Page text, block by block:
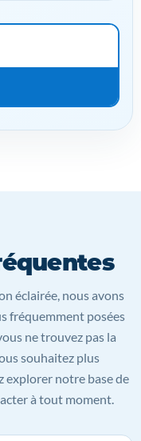
éclairée, nous avons
fréquemment posées
ne trouvez pas la
souhaitez plus
explorer notre base de
à tout moment.